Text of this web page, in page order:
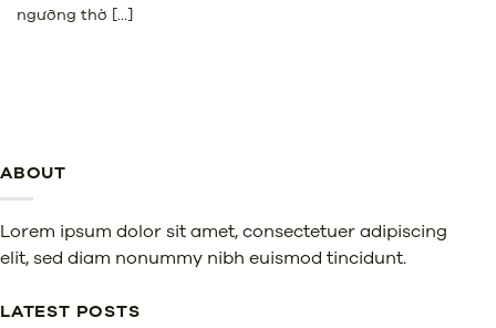
ngưỡng thờ [...]
ABOUT
Lorem ipsum dolor sit amet, consectetuer adipiscing
elit, sed diam nonummy nibh euismod tincidunt.
LATEST POSTS